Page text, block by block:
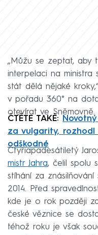
„Můžu se zeptat, aby
interpelaci na ministra
stát dělá nějaké
v pořadu 360° na
otevírat ve Sněmovně.
ČTĚTE TAKÉ:
za vulgarity, rozhodl
odškodné
Čtyřiapadesátiletý
mistr Jahra, čelil spolu
stíhání za
2014. Před
kde je o rok později
české věznice se
téhož roku je však